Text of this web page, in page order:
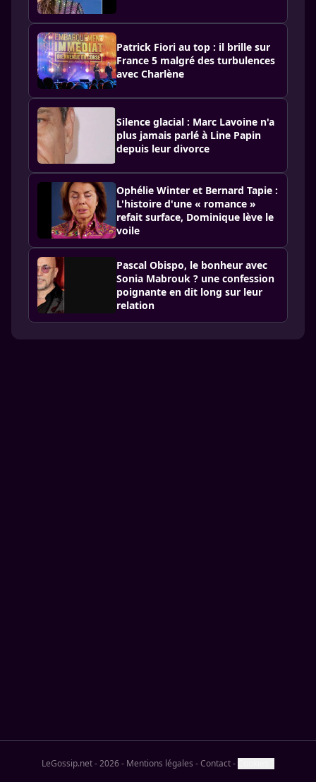
Patrick Fiori au top : il brille sur
France 5 malgré des turbulences
avec Charlène
Silence glacial : Marc Lavoine n'a
plus jamais parlé à Line Papin
depuis leur divorce
Ophélie Winter et Bernard Tapie :
L'histoire d'une « romance »
refait surface, Dominique lève le
voile
Pascal Obispo, le bonheur avec
Sonia Mabrouk ? une confession
poignante en dit long sur leur
relation
LeGossip.net - 2026- Mentions légales -Contact-